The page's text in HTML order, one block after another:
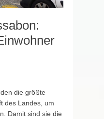
die größte
des Landes, um
Damit sind sie die